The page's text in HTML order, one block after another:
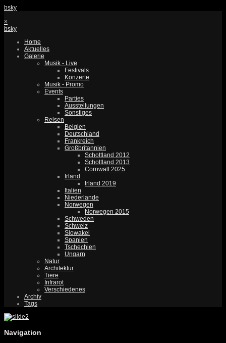
bsky
×
bsky
Home
Aktuelles
Galerie
Musik - Live
Festivals
Konzerte
Musik - Promo
Events
Parties
Ausstellungen
Sonstiges
Reisen
Belgien
Deutschland
Frankreich
Großbritannien
Schottland 2012
Schottland 2013
Cornwall 2025
Irland
Irland 2019
Italien
Niederlande
Norwegen
Norwegen 2015
Schweden
Schweiz
Slowakei
Spanien
Tschechien
Ungarn
Natur
Architektur
Tiere
Infrarot
Verschiedenes
Archiv
Tags
Navigation